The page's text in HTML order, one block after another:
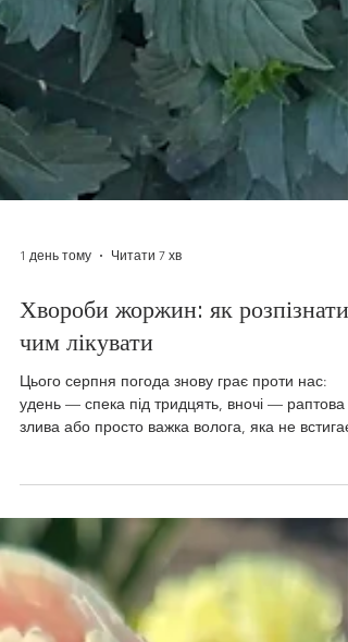
1 день тому Читати 7 хв
Хвороби жоржин: як розпізнати і
чим лікувати
Цього серпня погода знову грає проти нас:
злива або просто важка волога, яка не встигає
ідеальні умови — але не для росту, а для
хвороб. У моїй колекції такі перепади щороку
провокують одну й ту саму п'ятірку проблем:
борошнисту росу, септоріоз, альтернаріоз,
чорну ніжку і вірусну плямистість. Симптоми в